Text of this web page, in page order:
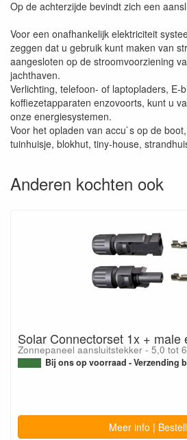
Op de achterzijde bevindt zich een
Voor een onafhankelijk elektriciteit
zeggen dat u gebruik kunt maken van
aangesloten op de stroomvoorziening
jachthaven.
Verlichting, telefoon- of laptopladers, E-
koffiezetapparaten enzovoorts, kunt u
onze energiesystemen.
Voor het opladen van accu`s op de
tuinhuisje, blokhut, tiny-house,
Anderen kochten ook
Solar Connectorset 1x + male
Zonnepaneel aansluitstekker - 5,0 tot
Bij ons op voorraad - Verzending
Meer info |